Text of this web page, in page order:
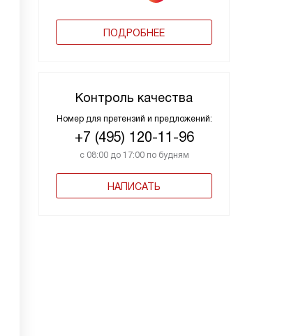
ПОДРОБНЕЕ
Контроль качества
Номер для претензий и предложений:
+7 (495) 120-11-96
с 08:00 до 17:00 по будням
НАПИСАТЬ